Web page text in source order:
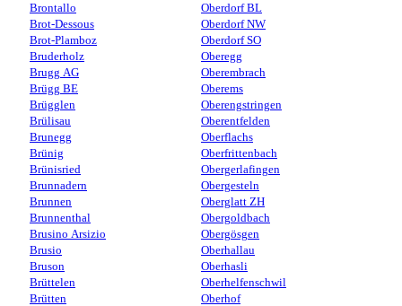
Brontallo
Brot-Dessous
Brot-Plamboz
Bruderholz
Brugg AG
Brügg BE
Brügglen
Brülisau
Brunegg
Brünig
Brünisried
Brunnadern
Brunnen
Brunnenthal
Brusino Arsizio
Brusio
Bruson
Brüttelen
Brütten
Oberdorf BL
Oberdorf NW
Oberdorf SO
Oberegg
Oberembrach
Oberems
Oberengstringen
Oberentfelden
Oberflachs
Oberfrittenbach
Obergerlafingen
Obergesteln
Oberglatt ZH
Obergoldbach
Obergösgen
Oberhallau
Oberhasli
Oberhelfenschwil
Oberhof